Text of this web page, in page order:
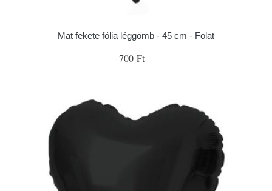
Mat fekete fólia léggömb - 45 cm - Folat
700 Ft